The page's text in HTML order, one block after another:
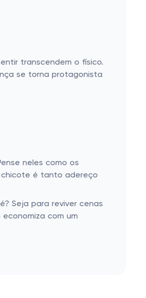
transcendem o físico.
se torna protagonista
neles como os
chicote é tanto adereço
Seja para reviver cenas
com um